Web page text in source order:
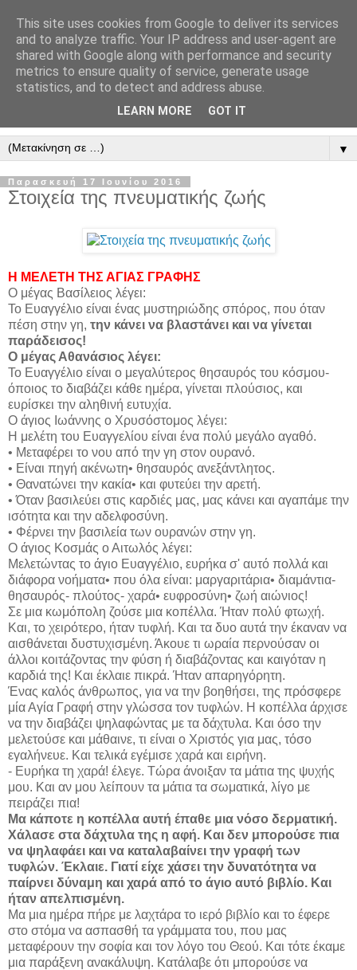
" Εξομολογεῖσθε τῶ Κυρίῳ
"
ὃτι ἀγαθός, ὃτι εἰς τόν αἰῶνα τό ἔλεος αὐτοῦ. Αλληλούϊα.
▼
Παρασκευή 17 Ιουνίου 2016
Στοιχεία της πνευματικής ζωής
Η ΜΕΛΕΤΗ ΤΗΣ ΑΓΙΑΣ ΓΡΑΦΗΣ
Ο μέγας Βασίλειος λέγει:
Το Ευαγγέλιο είναι ένας μυστηριώδης σπόρος, που όταν
πέση στην γη, την κάνει να βλαστάνει και να γίνεται
παράδεισος!
Ο μέγας Αθανάσιος λέγει:
Το Ευαγγέλιο είναι ο μεγαλύτερος θησαυρός του κόσμου-
όποιος το διαβάζει κάθε ημέρα, γίνεται πλούσιος, και
ευρίσκει την αληθινή ευτυχία.
Ο άγιος Ιωάννης ο Χρυσόστομος λέγει:
Η μελέτη του Ευαγγελίου είναι ένα πολύ μεγάλο αγαθό.
• Μεταφέρει το νου από την γη στον ουρανό.
• Είναι πηγή ακένωτη• θησαυρός ανεξάντλητος.
• Θανατώνει την κακία• και φυτεύει την αρετή.
• Όταν βασιλεύει στις καρδιές μας, μας κάνει και αγαπάμε την
ισότητα και την αδελφοσύνη.
• Φέρνει την βασιλεία των ουρανών στην γη.
Ο άγιος Κοσμάς ο Αιτωλός λέγει:
Μελετώντας το άγιο Ευαγγέλιο, ευρήκα σ' αυτό πολλά και
διάφορα νοήματα• που όλα είναι: μαργαριτάρια• διαμάντια-
θησαυρός- πλούτος- χαρά• ευφροσύνη• ζωή αιώνιος!
Σε μια κωμόπολη ζούσε μια κοπέλλα. Ήταν πολύ φτωχή.
Και, το χειρότερο, ήταν τυφλή. Και τα δυο αυτά την έκαναν να
αισθάνεται δυστυχισμένη. Άκουε τι ωραία περνούσαν οι
άλλοι κοιτάζοντας την φύση ή διαβάζοντας και καιγόταν η
καρδιά της! Και έκλαιε πικρά. Ήταν απαρηγόρητη.
Ένας καλός άνθρωπος, για να την βοηθήσει, της πρόσφερε
μία Αγία Γραφή στην γλώσσα τον τυφλών. Η κοπέλλα άρχισε
να την διαβάζει ψηλαφώντας με τα δάχτυλα. Και όσο την
μελετούσε και μάθαινε, τι είναι ο Χριστός για μας, τόσο
εγαλήνευε. Και τελικά εγέμισε χαρά και ειρήνη.
- Ευρήκα τη χαρά! έλεγε. Τώρα άνοιξαν τα μάτια της ψυχής
μου. Και αν μου λείπουν τα μάτια τα σωματικά, λίγο με
πειράζει πια!
Μα κάποτε η κοπέλλα αυτή έπαθε μια νόσο δερματική.
Χάλασε στα δάχτυλα της η αφή. Και δεν μπορούσε πια
να ψηλαφάει και να καταλαβαίνει την γραφή των
τυφλών. Έκλαιε. Γιατί είχε χάσει την δυνατότητα να
παίρνει δύναμη και χαρά από το άγιο αυτό βιβλίο. Και
ήταν απελπισμένη.
Μα μια ημέρα πήρε με λαχτάρα το ιερό βιβλίο και το έφερε
στο στόμα να ασπασθή τα γράμματα του, που μας
μεταφέρουν την σοφία και τον λόγο του Θεού. Και τότε έκαμε
μια παράξενη ανακάλυψη. Κατάλαβε ότι μπορούσε να
This site uses cookies from Google to deliver its services
and to analyze traffic. Your IP address and user-agent are
shared with Google along with performance and security
metrics to ensure quality of service, generate usage
statistics, and to detect and address abuse.
LEARN MORE GOT IT